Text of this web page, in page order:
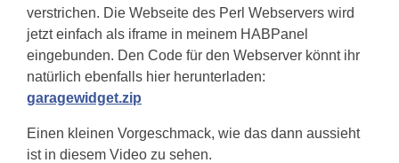
verstrichen. Die Webseite des Perl Webservers wird
jetzt einfach als iframe in meinem HABPanel
eingebunden. Den Code für den Webserver könnt ihr
natürlich ebenfalls hier herunterladen:
garagewidget.zip
Einen kleinen Vorgeschmack, wie das dann aussieht
ist in diesem Video zu sehen.